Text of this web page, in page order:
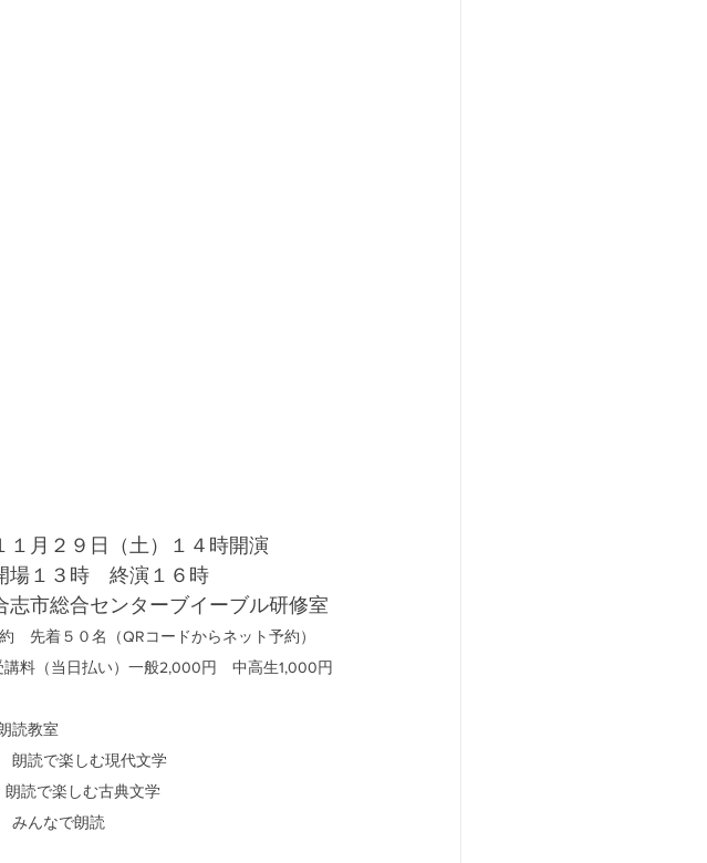
１月２９日（土）１４時開演
場１３時　終演１６時
市総合センターブイーブル研修室
５０名（QRコードからネット予約）
料（当日払い）一般2,000円　中高生1,000円
読教室
朗読で楽しむ現代文学
読で楽しむ古典文学
みんなで朗読